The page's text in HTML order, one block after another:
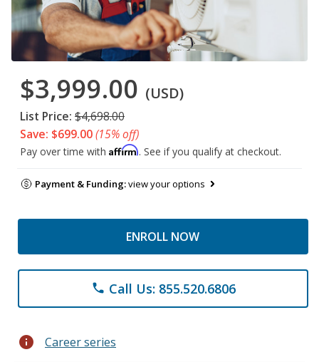
$3,999.00 (USD)
List Price: $4,698.00
Save: $699.00(15% off)
Pay over time with Affirm. See if you qualify at checkout.
Payment & Funding:view your options
ENROLL NOW
phone Call Us: 855.520.6806
info Career series